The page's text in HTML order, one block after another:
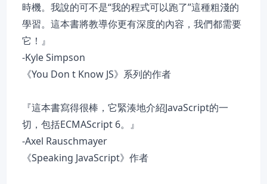
時機。我說的可不是“我的程式可以跑了”這種粗淺的
學習。這本書將教導你更有深度的內容，我們都需要
它！』
-Kyle Simpson
《You Don t Know JS》系列的作者
『這本書寫得很棒，它緊湊地介紹JavaScript的一
切，包括ECMAScript 6。』
-Axel Rauschmayer
《Speaking JavaScript》作者